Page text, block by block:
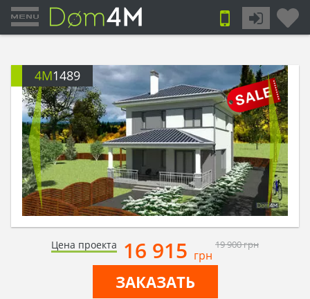
4M1489
Цена проекта 16 915 грн
19 900грн
ЗАКАЗАТЬ